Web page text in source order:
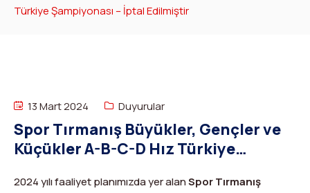
Tarihçe
Yönetim Kurulu
İdari Personel
İl Temsilcileri
Dağcılık
Dağ Kayağı
Buz Tırmanışı
Kanyoning
Kulüpler
Kulüp Eğitim Başvuruları ve Uygulama Adımları
Formlar
İlanlar
Türkiye ‘nin Dağları
Görevli Başvurusu
TDF Yayın/Kitap Başvurusu
Kimlik Başvurusu
DYS Şifre
DYS İlk Giriş ve Şifre (Kulüp)
DYS İlk Giriş ve Şifre (Sporcu, Antrenör, Hakem vb.)
Turkish ▼
Türkiye Şampiyonası – İptal Edilmiştir
13 Mart 2024 Duyurular
Spor Tırmanış Büyükler, Gençler ve
Küçükler A-B-C-D Hız Türkiye
2024 yılı faaliyet planımızda yer alanSpor Tırmanış